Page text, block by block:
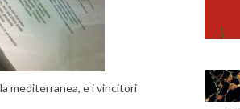
mediterranea, e i vincitori